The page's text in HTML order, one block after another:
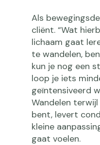
Als
cliënt. “Wat
lichaam gaat
te wandelen,
kun je nog een
loop je iets
geïntensiveerd
Wandelen
bent, levert
kleine
gaat voelen.